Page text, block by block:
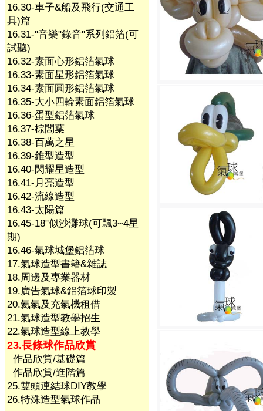
16.30-車子&船及飛行(交通工
具)篇
16.31-"音樂"錄音"系列鋁箔(可
試聽)
16.32-素面心形鋁箔氣球
16.33-素面星形鋁箔氣球
16.34-素面圓形鋁箔氣球
16.35-大小四輪素面鋁箔氣球
16.36-蛋型鋁箔氣球
16.37-棕閭葉
16.38-百萬之星
16.39-錐型造型
16.40-閃耀星造型
16.41-月亮造型
16.42-流線造型
16.43-太陽篇
16.45-18"似沙灘球(可飄3~4星
期)
16.46-氣球城堡鋁箔球
17.氣球造型書籍&雜誌
18.周邊及專業器材
19.廣告氣球&鋁箔球印製
20.氦氣及充氣機租借
21.氣球造型教學招生
22.氣球造型線上教學
23.長條球作品欣賞
作品欣賞/基礎篇
作品欣賞/進階篇
25.雙頭連結球DIY教學
26.特殊造型氣球作品